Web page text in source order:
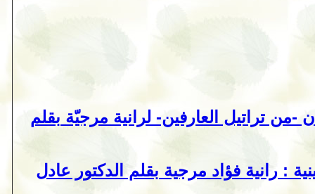
تراتيل العارفين- لرانية مرجيّة بقلم
: رانية فؤاد مرجية ‏بقلم الدكتور عادل